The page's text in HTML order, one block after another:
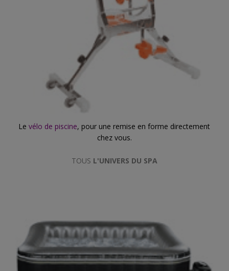
Levélo de piscine, pour une remise en forme directement
chez vous.
TOUS L'UNIVERS DU SPA